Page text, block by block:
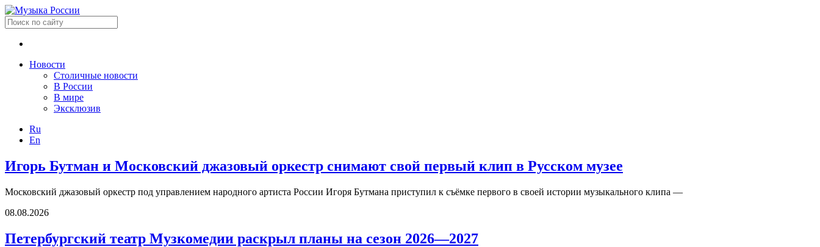
Новости
Столичные новости
В России
В мире
Эксклюзив
Ru
En
Игорь Бутман и Московский джазовый оркестр снимают свой первый клип в Русском музее
Московский джазовый оркестр под управлением народного артиста России Игоря Бутмана приступил к съёмке первого в своей истории музыкального клипа —
08.08.2026
Петербургский театр Музкомедии раскрыл планы на сезон 2026—2027